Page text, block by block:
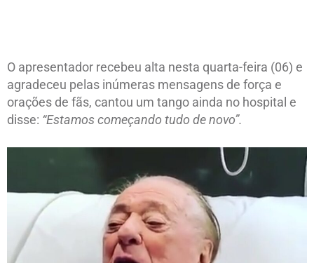
O apresentador recebeu alta nesta quarta-feira (06) e
agradeceu pelas inúmeras mensagens de força e
orações de fãs, cantou um tango ainda no hospital e
disse: “Estamos começando tudo de novo”.